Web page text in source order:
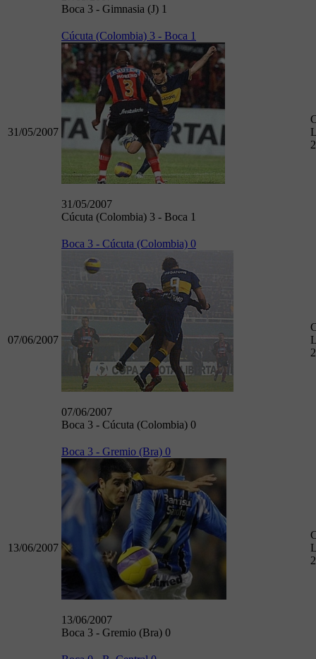
Boca 3 - Gimnasia (J) 1
31/05/2007
Cúcuta (Colombia) 3 - Boca 1
31/05/2007
Cúcuta (Colombia) 3 - Boca 1
07/06/2007
Boca 3 - Cúcuta (Colombia) 0
07/06/2007
Boca 3 - Cúcuta (Colombia) 0
13/06/2007
Boca 3 - Gremio (Bra) 0
13/06/2007
Boca 3 - Gremio (Bra) 0